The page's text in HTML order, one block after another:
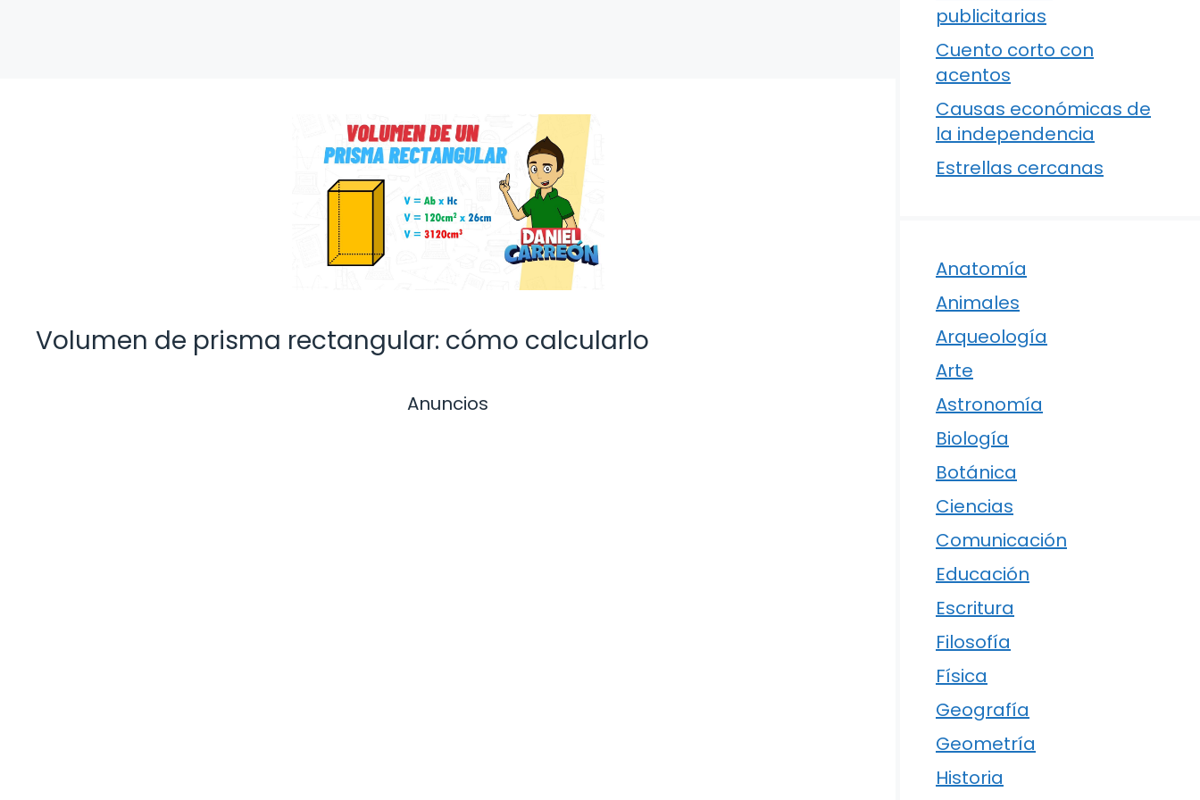
Volumen de prisma rectangular: cómo calcularlo
Anuncios
publicitarias
Cuento corto con
acentos
Causas económicas de
la independencia
Estrellas cercanas
Anatomía
Animales
Arqueología
Arte
Astronomía
Biología
Botánica
Ciencias
Comunicación
Educación
Escritura
Filosofía
Física
Geografía
Geometría
Historia